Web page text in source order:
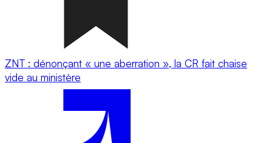
ZNT : dénonçant « une aberration », la CR fait chaise
vide au ministère